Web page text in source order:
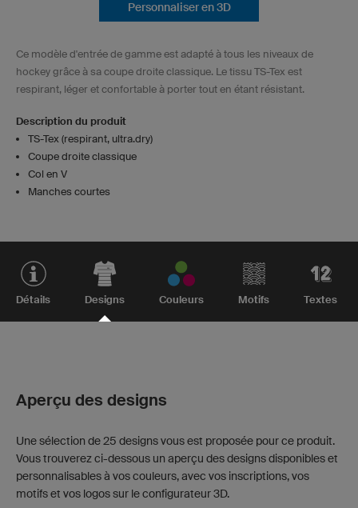
Personnaliser en 3D
Ce modèle d'entrée de gamme est adapté à tous les niveaux de
hockey grâce à sa coupe droite classique. Le tissu TS-Tex est
respirant, léger et confortable à porter tout en étant résistant.
Description du produit
TS-Tex (respirant, ultra.dry)
Coupe droite classique
Col en V
Manches courtes
Détails Designs Couleurs Motifs Textes
Aperçu des designs
Une sélection de 25 designs vous est proposée pour ce produit.
Vous trouverez ci-dessous un aperçu des designs disponibles et
personnalisables à vos couleurs, avec vos inscriptions, vos
motifs et vos logos sur le configurateur 3D.